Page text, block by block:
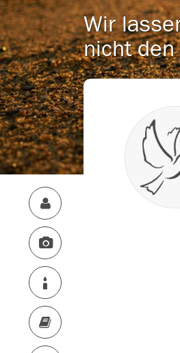
Wir
nicht